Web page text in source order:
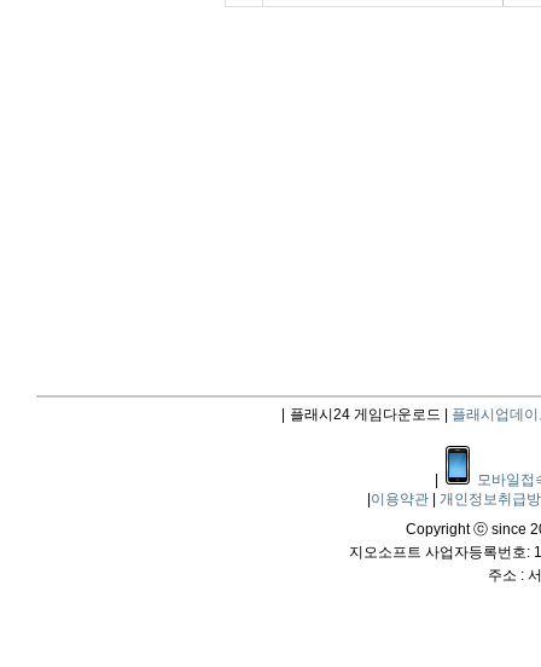
플래시24 게임다운로드 | 플래시업데이
모바일접
이용약관
개인정보취급
Copyright ⓒ since
지오소프트 사업자등록번호:
주소 :